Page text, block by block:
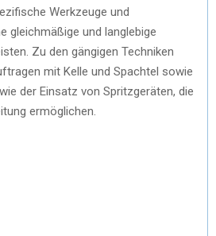
Werkzeuge und
gleichmäßige und langlebige
Zu den gängigen Techniken
mit Kelle und Spachtel sowie
der Einsatz von Spritzgeräten, die
ermöglichen.